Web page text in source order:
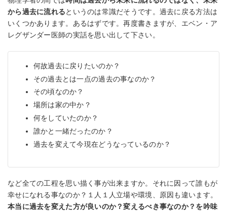
から過去に流れるというのは常識だそうです。過去に戻る方法は
いくつかあります。あるはずです。再度書きますが、エベン・ア
レグザンダー医師の実話を思い出して下さい。
何故過去に戻りたいのか？
その過去とは一点の過去の事なのか？
その頃なのか？
場所は家の中か？
何をしていたのか？
誰かと一緒だったのか？
過去を変えて今現在どうなっているのか？
など全ての工程を思い描く事が出来ますか。それに因って誰もが
幸せになれる事なのか？１人１人立場や環境、原因も違います。
本当に過去を変えた方が良いのか？変えるべき事なのか？を吟味